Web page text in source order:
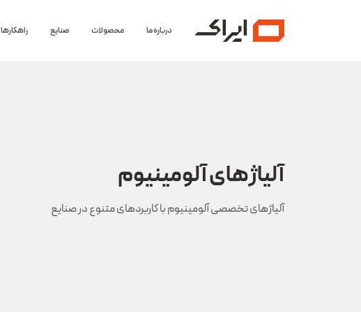
درباره ما محصولات صنایع راهکارها
آلیاژهای آلومینیوم
آلیاژهای تخصصی آلومینیوم با کاربردهای متنوع در صنایع